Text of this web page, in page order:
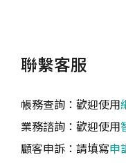
聯繫客服
帳務查詢：歡迎使用
業務諮詢：歡迎使用
顧客申訴：請填寫申